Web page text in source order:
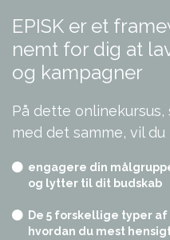
EPISK er et
nemt for dig at
og kampagner
På dette
med det samme, vil
engagere din
og lytter til dit budskab
De 5 forskellige typer
hvordan du mest